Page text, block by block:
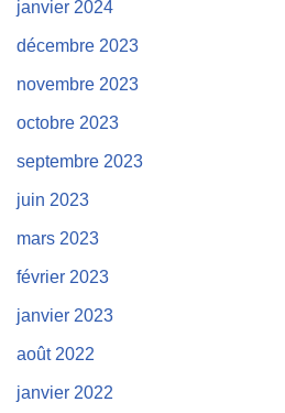
janvier 2024
décembre 2023
novembre 2023
octobre 2023
septembre 2023
juin 2023
mars 2023
février 2023
janvier 2023
août 2022
janvier 2022